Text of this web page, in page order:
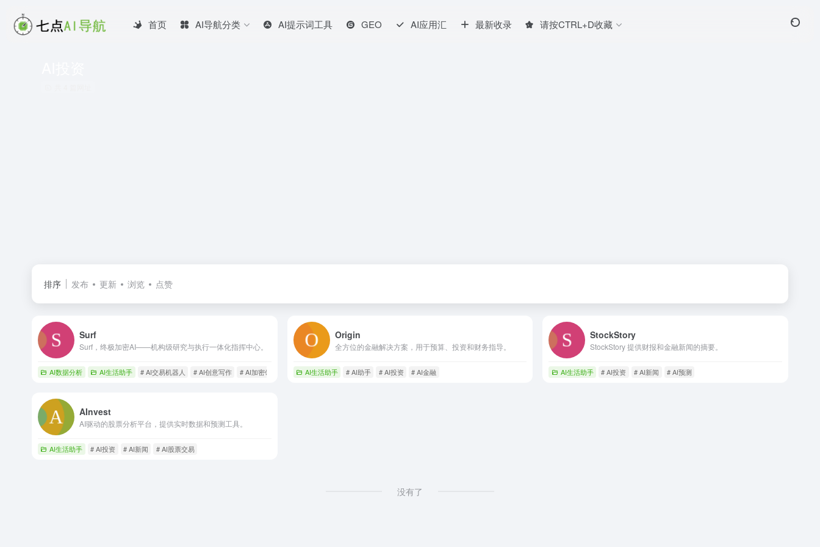
首页 AI导航分类 AI提示词工具 GEO AI应用汇 最新收录 请按CTRL+D收藏
排序 发布 更新 浏览 点赞
Surf
Surf，终极加密AI——机构级研究与执行一体化指挥中心。
AI数据分析 AI生活助手 # AI交易机器人 # AI创意写作 # AI加密领域
Origin
全方位的金融解决方案，用于预算、投资和财务指导。
AI生活助手 # AI助手 # AI投资 # AI金融
StockStory
StockStory 提供财报和金融新闻的摘要。
AI生活助手 # AI投资 # AI新闻 # AI预测
AInvest
AI驱动的股票分析平台，提供实时数据和预测工具。
AI生活助手 # AI投资 # AI新闻 # AI股票交易
没有了